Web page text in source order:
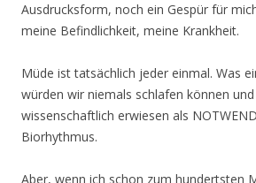
Ausdrucksform, noch ein Gespür für
meine Befindlichkeit, meine Krankheit.
Müde ist tatsächlich jeder einmal. Was
würden wir niemals schlafen können
wissenschaftlich erwiesen als
Biorhythmus.
Aber, wenn ich schon zum hundertsten